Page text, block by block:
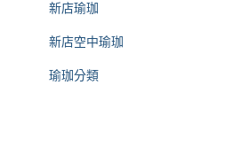
新店瑜珈
新店空中瑜珈
瑜珈分類